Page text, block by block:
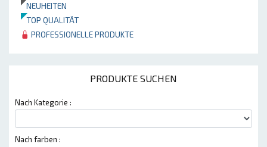
NEUHEITEN
TOP QUALITÄT
PROFESSIONELLE PRODUKTE
PRODUKTE SUCHEN
Nach Kategorie :
Nach farben :